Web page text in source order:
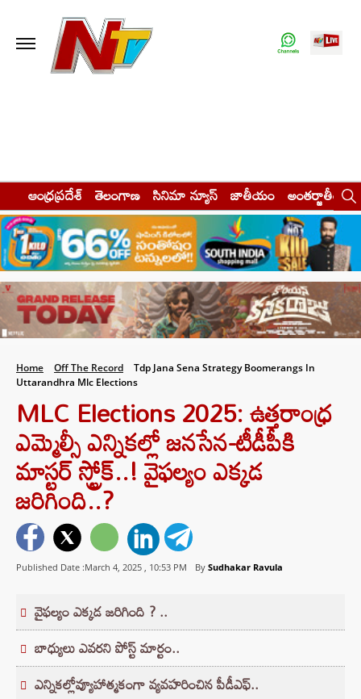
ఆంధ్రప్రదేశ్ తెలంగాణ సినిమా న్యూస్ జాతీయం అంతర్జాతీయం
Home Off The Record
Tdp Jana Sena Strategy Boomerangs In
Uttarandhra Mlc Elections
MLC Elections 2025: ఉత్తరాంధ్ర
ఎమ్మెల్సీ ఎన్నికల్లో జనసేన-టీడీపీకి
మాస్టర్ స్ట్రోక్..! వైఫల్యం ఎక్కడ
జరిగింది..?
Published Date :March 4, 2025 , 10:53 PM By Sudhakar Ravula
వైఫల్యం ఎక్కడ జరిగింది ? ..
బాధ్యులు ఎవరని పోస్ట్ మార్టం..
ఎన్నికల్లోవ్యూహాత్మకంగా వ్యవహరించిన పీడీఎఫ్‌..